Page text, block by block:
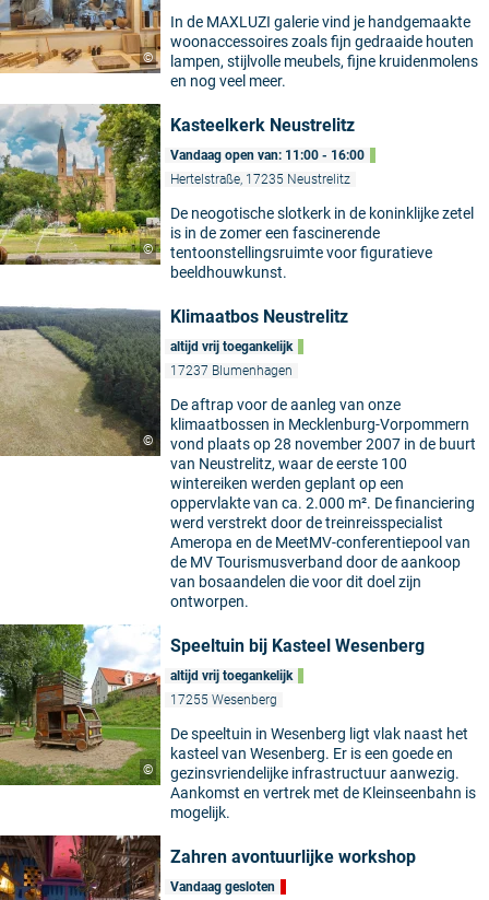
©
In de MAXLUZI galerie vind je handgemaakte
woonaccessoires zoals fijn gedraaide houten
lampen, stijlvolle meubels, fijne kruidenmolens
en nog veel meer.
©
Kasteelkerk Neustrelitz
Vandaag open van: 11:00 - 16:00
Hertelstraße, 17235 Neustrelitz
De neogotische slotkerk in de koninklijke zetel
is in de zomer een fascinerende
tentoonstellingsruimte voor figuratieve
beeldhouwkunst.
©
Klimaatbos Neustrelitz
altijd vrij toegankelijk
17237 Blumenhagen
De aftrap voor de aanleg van onze
klimaatbossen in Mecklenburg-Vorpommern
vond plaats op 28 november 2007 in de buurt
van Neustrelitz, waar de eerste 100
wintereiken werden geplant op een
oppervlakte van ca. 2.000 m². De financiering
werd verstrekt door de treinreisspecialist
Ameropa en de MeetMV-conferentiepool van
de MV Tourismusverband door de aankoop
van bosaandelen die voor dit doel zijn
ontworpen.
©
Speeltuin bij Kasteel Wesenberg
altijd vrij toegankelijk
17255 Wesenberg
De speeltuin in Wesenberg ligt vlak naast het
kasteel van Wesenberg. Er is een goede en
gezinsvriendelijke infrastructuur aanwezig.
Aankomst en vertrek met de Kleinseenbahn is
mogelijk.
Zahren avontuurlijke workshop
Vandaag gesloten